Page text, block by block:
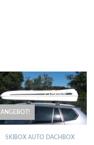
ANGEBOT!
SKIBOX AUTO DACHBOX